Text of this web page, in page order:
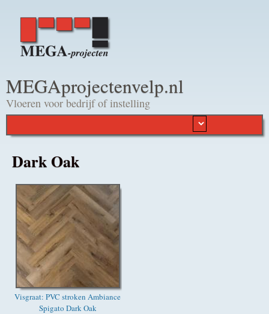
MEGAprojectenvelp.nl
Vloeren voor bedrijf of instelling
Dark Oak
Visgraat: PVC stroken Ambiance
Spigato Dark Oak